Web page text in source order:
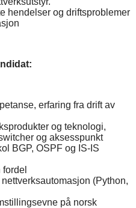
hendelser og driftsproblemer
erfaring fra drift av
og teknologi,
og aksesspunkt
BGP, OSPF og IS-IS
(Python,
på norsk